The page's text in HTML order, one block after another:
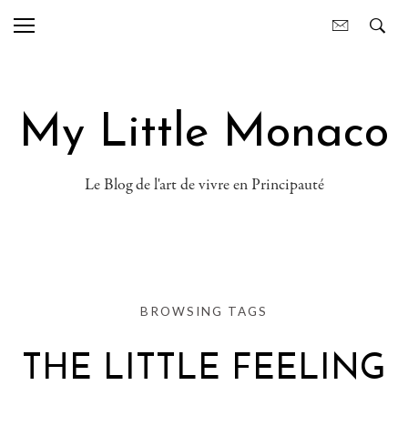
My Little Monaco
Le Blog de l'art de vivre en Principauté
BROWSING TAGS
THE LITTLE FEELING